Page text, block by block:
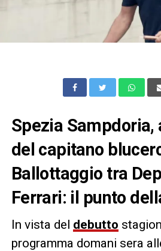
Spezia Sampdoria,
del capitano
Ballottaggio tra
Ferrari: il punto
In vista del debutto
programma domani sera